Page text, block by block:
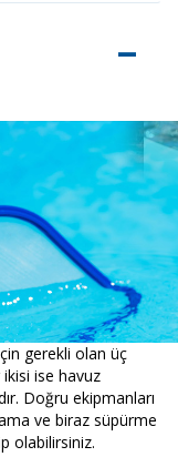
–
gerekli olan üç
ise havuz
Doğru ekipmanları
ve biraz süpürme
olabilirsiniz.